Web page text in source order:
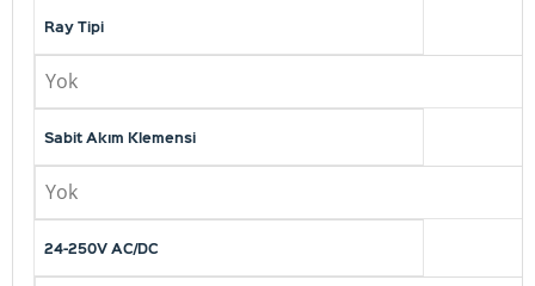
Ray Tipi
Yok
Sabit Akım Klemensi
Yok
24-250V AC/DC